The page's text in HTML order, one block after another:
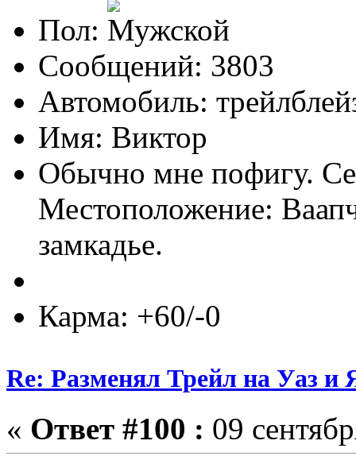
Пол:
Сообщений: 3803
Автомобиль:
Имя: Виктор
Обычно мне пофигу.
Местоположение:
замкадье.
Карма: +60/-0
Re: Разменял Трейл на Уаз и
« Ответ #100 : 09